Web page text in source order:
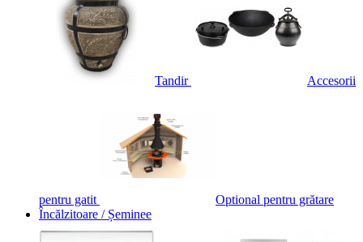
Tandir Accesorii
pentru gatit
Optional pentru grătare
Încălzitoare / Șeminee